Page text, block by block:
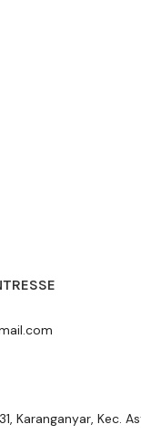
Karanganyar, Kec.